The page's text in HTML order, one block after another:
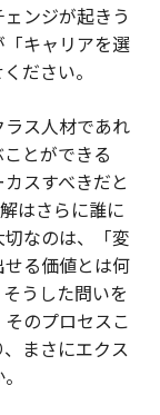
ンジが起きう
キャリアを選
ださい。
ス人材であれ
とができる
スすべきだと
はさらに誰に
なのは、「変
る価値とは何
うした問いを
のプロセスこ
まさにエクス